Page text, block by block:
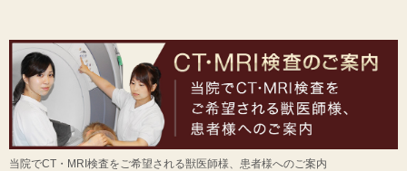
当院でCT・MRI検査をご希望される獣医師様、患者様へのご案内